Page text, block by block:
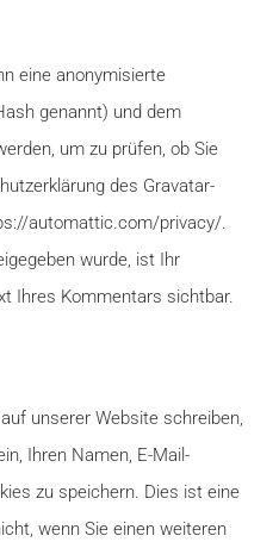
eine anonymisierte
genannt) und dem
um zu prüfen, ob Sie
des Gravatar-
automattic.com/privacy/.
wurde, ist Ihr
Ihres Kommentars sichtbar.
unserer Website schreiben,
Ihren Namen, E-Mail-
zu speichern. Dies ist eine
wenn Sie einen weiteren